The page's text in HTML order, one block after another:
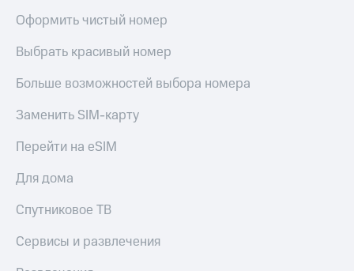
Оформить чистый номер
Выбрать красивый номер
Больше возможностей выбора номера
Заменить SIM-карту
Перейти на eSIM
Для дома
Спутниковое ТВ
Сервисы и развлечения